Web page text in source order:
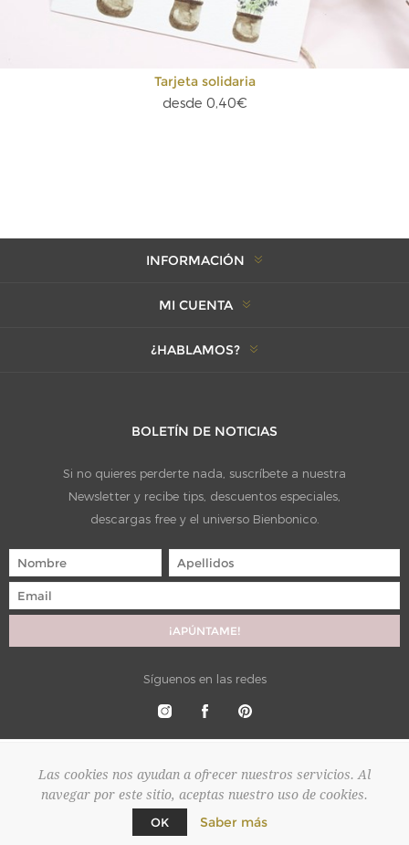
Tarjeta solidaria
desde 0,40€
INFORMACIÓN
MI CUENTA
¿HABLAMOS?
BOLETÍN DE NOTICIAS
Si no quieres perderte nada, suscríbete a nuestra
Newsletter y recibe tips, descuentos especiales,
descargas free y el universo Bienbonico.
Síguenos en las redes
Copyright © 2026 Bienbonico. Todos los derechos reservados.
Powered by
nopCommerce
Las cookies nos ayudan a ofrecer nuestros servicios. Al
navegar por este sitio, aceptas nuestro uso de cookies.
OK
Saber más